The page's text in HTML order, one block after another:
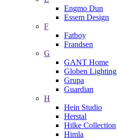
Engmo Dun
Essem Design
F
Fatboy
Frandsen
G
GANT Home
Globen Lighting
Grupa
Guardian
H
Hein Studio
Herstal
Hilke Collection
Himla